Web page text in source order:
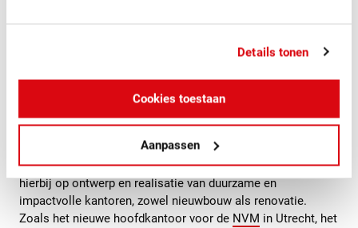
Details tonen
Cookies toestaan
Aanpassen
Heembouw heeft als ontwerpende bouwer een unieke
positie in de bouwbranche. Met haar eigen
Heembouw Architecten
hun huisvestingsvraagstukken.
Heembouw Kantoren is -naast Bedrijfsruimten en Wonen- ,
één van de drie klantgroepen van Heembouw. De focus ligt
hierbij op ontwerp en realisatie van duurzame en
impactvolle kantoren, zowel nieuwbouw als renovatie.
Zoals het nieuwe hoofdkantoor voor de NVM in Utrecht, het